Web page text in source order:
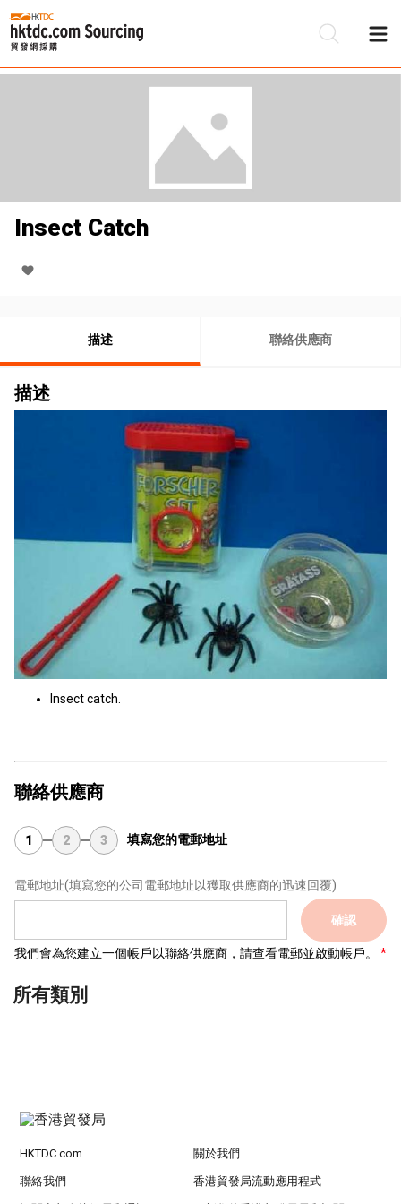
Insect Catch
描述 聯絡供應商
描述
Insect catch.
聯絡供應商
1 2 3 填寫您的電郵地址
電郵地址(填寫您的公司電郵地址以獲取供應商的迅速回覆)
確認
我們會為您建立一個帳戶以聯絡供應商，請查看電郵並啟動帳戶。
所有類別
HKTDC.com 關於我們
聯絡我們 香港貿發局流動應用程式